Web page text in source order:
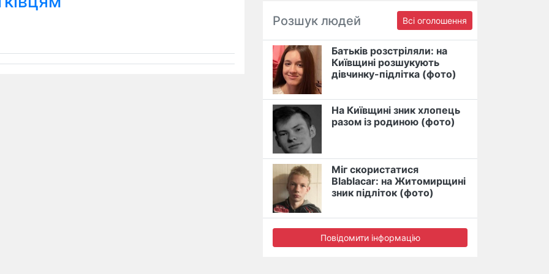
Розшук людей Всі оголошення
Батьків розстріляли: на
Київщині розшукують
дівчинку-підлітка (фото)
На Київщині зник хлопець
разом із родиною (фото)
Міг скористатися
Blablacar: на Житомирщині
зник підліток (фото)
Повідомити інформацію